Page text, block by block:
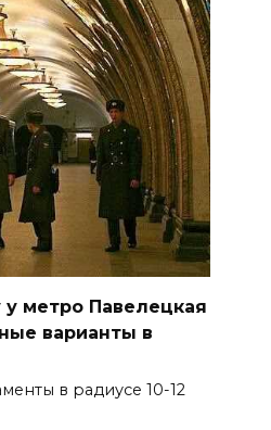
у метро Павелецкая
варианты в
в радиусе 10-12